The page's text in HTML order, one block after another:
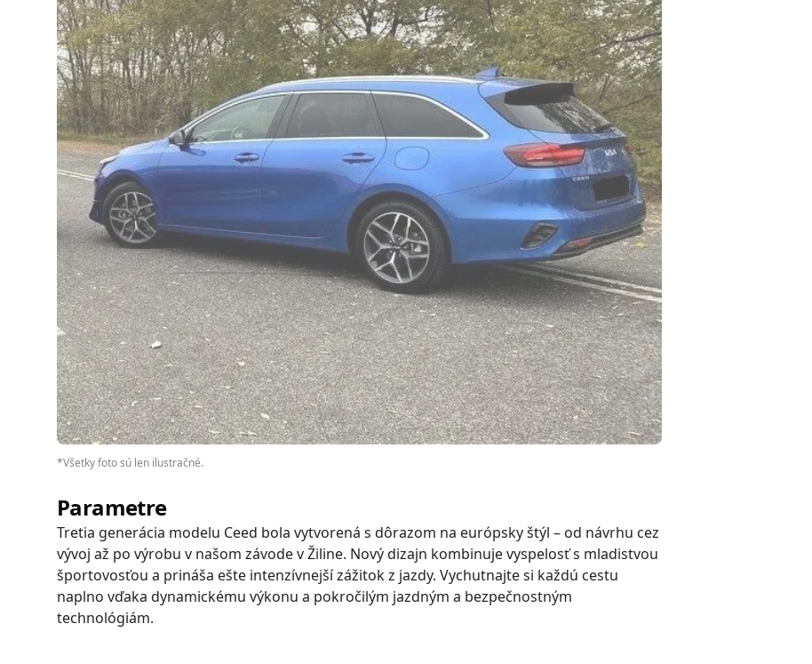
*Všetky foto sú len ilustračné.
Parametre
Tretia generácia modelu Ceed bola vytvorená s dôrazom na európsky štýl – od návrhu cez
vývoj až po výrobu v našom závode v Žiline. Nový dizajn kombinuje vyspelosť s mladistvou
športovosťou a prináša ešte intenzívnejší zážitok z jazdy. Vychutnajte si každú cestu
naplno vďaka dynamickému výkonu a pokročilým jazdným a bezpečnostným
technológiám.